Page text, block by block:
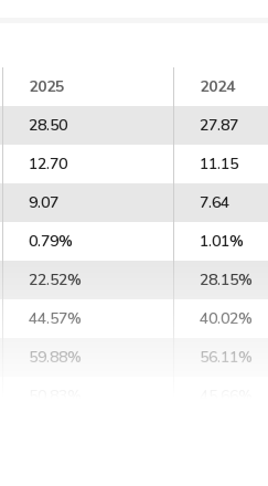
2025 2024
28.50 27.87
12.70 11.15
9.07 7.64
0.79% 1.01%
22.52% 28.15%
44.57% 40.02%
59.88% 56.11%